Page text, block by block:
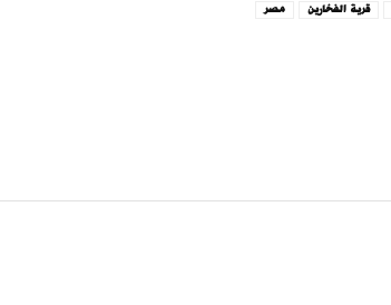
قرية الفخارين مصر